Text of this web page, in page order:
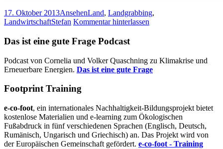
17. Oktober 2013AnsehenLand, Landgrabbing,
LandwirtschaftStefan Kommentar hinterlassen
Das ist eine gute Frage Podcast
Podcast von Cornelia und Volker Quaschning zu Klimakrise und
Erneuerbare Energien. Das ist eine gute Frage
Footprint Training
e-co-foot, ein internationales Nachhaltigkeit-Bildungsprojekt bietet
kostenlose Materialien und e-learning zum Ökologischen
Fußabdruck in fünf verschiedenen Sprachen (Englisch, Deutsch,
Rumänisch, Ungarisch und Griechisch) an. Das Projekt wird von
der Europäischen Gemeinschaft gefördert. e-co-foot - Training